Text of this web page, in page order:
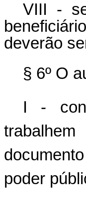
VIII -
deverão
§ 6º O
I -
poder